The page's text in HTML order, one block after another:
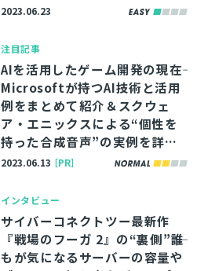
2023.06.23
注目記事
AIを活用したゲーム開発の現在――
Microsoftが持つAI技術と活用
例をまとめて紹介＆スクウェ
ア・エニックスによる“個性を
持った合成音声”の実例を詳し
く解説
2023.06.13［PR］
インタビュー
サイバーコネクトツー最新作
『戦場のフーガ 2』の“裏側”――誰
もが気になるサーバーの容量や
とじる